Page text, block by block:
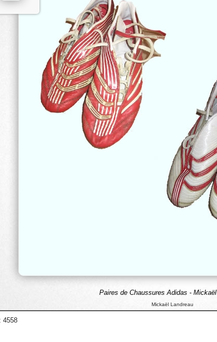
Paires de Chaussures Adidas -
Mickaël Landreau
4558